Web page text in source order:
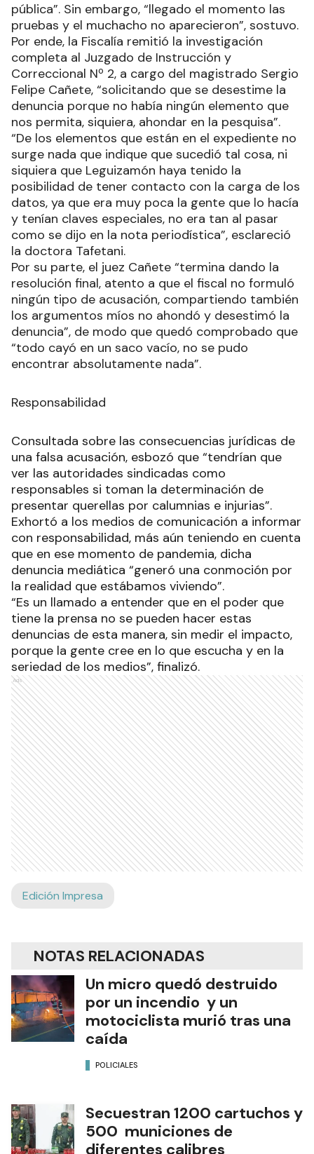
pública”. Sin embargo, “llegado el momento las
pruebas y el muchacho no aparecieron”, sostuvo.
Por ende, la Fiscalía remitió la investigación
completa al Juzgado de Instrucción y
Correccional Nº 2, a cargo del magistrado Sergio
Felipe Cañete, “solicitando que se desestime la
denuncia porque no había ningún elemento que
nos permita, siquiera, ahondar en la pesquisa”.
“De los elementos que están en el expediente no
surge nada que indique que sucedió tal cosa, ni
siquiera que Leguizamón haya tenido la
posibilidad de tener contacto con la carga de los
datos, ya que era muy poca la gente que lo hacía
y tenían claves especiales, no era tan al pasar
como se dijo en la nota periodística”, esclareció
la doctora Tafetani.
Por su parte, el juez Cañete “termina dando la
resolución final, atento a que el fiscal no formuló
ningún tipo de acusación, compartiendo también
los argumentos míos no ahondó y desestimó la
denuncia”, de modo que quedó comprobado que
“todo cayó en un saco vacío, no se pudo
encontrar absolutamente nada”.
Responsabilidad
Consultada sobre las consecuencias jurídicas de
una falsa acusación, esbozó que “tendrían que
ver las autoridades sindicadas como
responsables si toman la determinación de
presentar querellas por calumnias e injurias”.
Exhortó a los medios de comunicación a informar
con responsabilidad, más aún teniendo en cuenta
que en ese momento de pandemia, dicha
denuncia mediática “generó una conmoción por
la realidad que estábamos viviendo”.
“Es un llamado a entender que en el poder que
tiene la prensa no se pueden hacer estas
denuncias de esta manera, sin medir el impacto,
porque la gente cree en lo que escucha y en la
seriedad de los medios”, finalizó.
Ads
Edición Impresa
NOTAS RELACIONADAS
Un micro quedó destruido
por un incendio y un
motociclista murió tras una
caída
POLICIALES
Secuestran 1200 cartuchos y
500 municiones de
diferentes calibres